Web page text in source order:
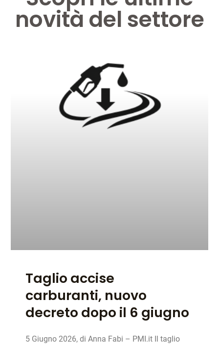
novità del settore
Taglio accise
carburanti, nuovo
decreto dopo il 6 giugno
5 Giugno 2026, di Anna Fabi – PMI.it Il taglio